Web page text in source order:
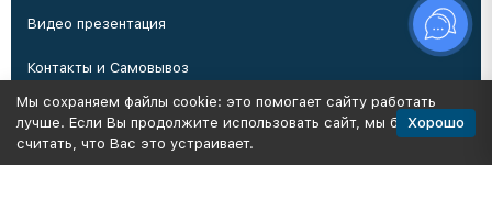
Видео презентация
Контакты и Самовывоз
Производство
Мы сохраняем файлы cookie: это помогает сайту работать
лучше. Если Вы продолжите использовать сайт, мы будем
считать, что Вас это устраивает.
Хорошо